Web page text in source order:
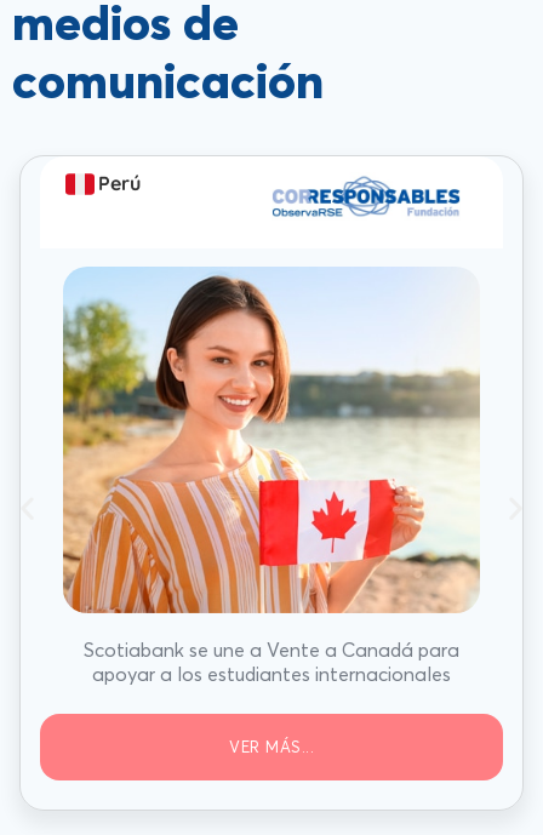
medios de
comunicación
Perú
Scotiabank se une a Vente a Canadá para
apoyar a los estudiantes internacionales
VER MÁS...